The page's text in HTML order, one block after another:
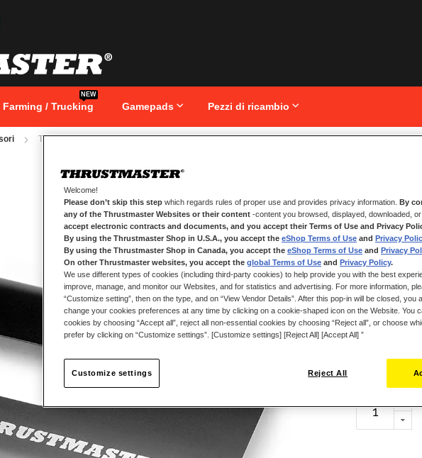
Farming / Trucking
NEW
Gamepads Pezzi di ricambio
T818 BLACK METAL PLATE ADD-ON
galleria
di
immagini
DISPONIBILE
Set di2
Personalizza
placche
Compatibili
29,99 €
Welcome!
Please don’t skip this step which regards rules of proper use and provides privacy information.
By
any of the Thrustmaster Websites or their content -content you browsed, displayed, downloaded, or
accept electronic contracts and documents, and you accept their Terms of Use and Privacy
By using the Thrustmaster Shop in U.S.A., you accept the eShop Terms of Use and Privacy
By using the Thrustmaster Shop in Canada, you accept the eShop Terms of Use and Privacy
On other Thrustmaster websites, you accept the global Terms of Use and Privacy Policy.
We use different types of cookies (including third-party cookies) to help provide you with the best
improve, manage, and monitor our Websites, and for statistics and advertising. For more information,
“Customize setting”, then on the type, and on “View Vendor Details”. After this pop-in will be closed, you
change your cookies preferences at any time by clicking on a cookie-shaped icon on the Website. You
cookies by choosing “Accept all”, reject all non-essential cookies by choosing “Reject all”, or choose
prefer by clicking on “Customize settings”. [Customize settings] [Reject All] [Accept All] ”
Reject All
Customize settings